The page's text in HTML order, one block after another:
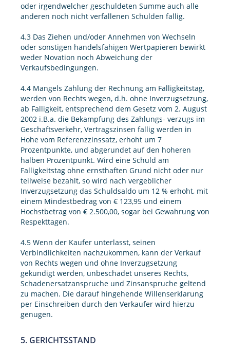
oder irgendwelcher geschuldeten Summe auch alle
anderen noch nicht verfallenen Schulden fallig.
4.3 Das Ziehen und/oder Annehmen von Wechseln
oder sonstigen handelsfahigen Wertpapieren bewirkt
weder Novation noch Abweichung der
Verkaufsbedingungen.
4.4 Mangels Zahlung der Rechnung am Falligkeitstag,
werden von Rechts wegen, d.h. ohne Inverzugsetzung,
ab Falligkeit, entsprechend dem Gesetz vom 2. August
2002 i.B.a. die Bekampfung des Zahlungs- verzugs im
Geschaftsverkehr, Vertragszinsen fallig werden in
Hohe vom Referenzzinssatz, erhoht um 7
Prozentpunkte, und abgerundet auf den hoheren
halben Prozentpunkt. Wird eine Schuld am
Falligkeitstag ohne ernsthaften Grund nicht oder nur
teilweise bezahlt, so wird nach vergeblicher
Inverzugsetzung das Schuldsaldo um 12 % erhoht, mit
einem Mindestbedrag von € 123,95 und einem
Hochstbetrag von € 2.500,00, sogar bei Gewahrung von
Respekttagen.
4.5 Wenn der Kaufer unterlasst, seinen
Verbindlichkeiten nachzukommen, kann der Verkauf
von Rechts wegen und ohne Inverzugsetzung
gekundigt werden, unbeschadet unseres Rechts,
Schadenersatzanspruche und Zinsanspruche geltend
zu machen. Die darauf hingehende Willenserklarung
per Einschreiben durch den Verkaufer wird hierzu
genugen.
5. GERICHTSSTAND